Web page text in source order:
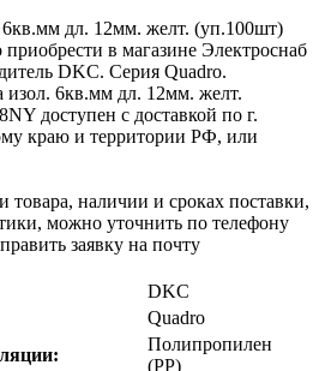
6кв.мм дл. 12мм. желт. (уп.100шт)
в магазине Электроснаб
DKC. Серия Quadro.
изол. 6кв.мм дл. 12мм. желт.
доступен с доставкой по г.
краю и территории РФ, или
наличии и сроках поставки,
можно уточнить по телефону
заявку на почту
DKC
Quadro
Полипропилен
(PP)